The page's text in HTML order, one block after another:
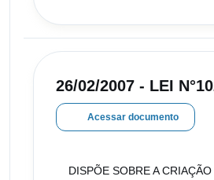
26/02/2007 - LEI
Acessar documento
DISPÕE SOBRE A